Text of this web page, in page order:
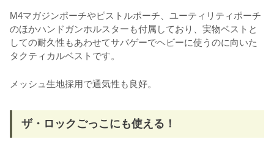
M4マガジンポーチやピストルポーチ、ユーティリティポーチ
のほかハンドガンホルスターも付属しており、実物ベストと
しての耐久性もあわせてサバゲーでヘビーに使うのに向いた
タクティカルベストです。
メッシュ生地採用で通気性も良好。
ザ・ロックごっこにも使える！